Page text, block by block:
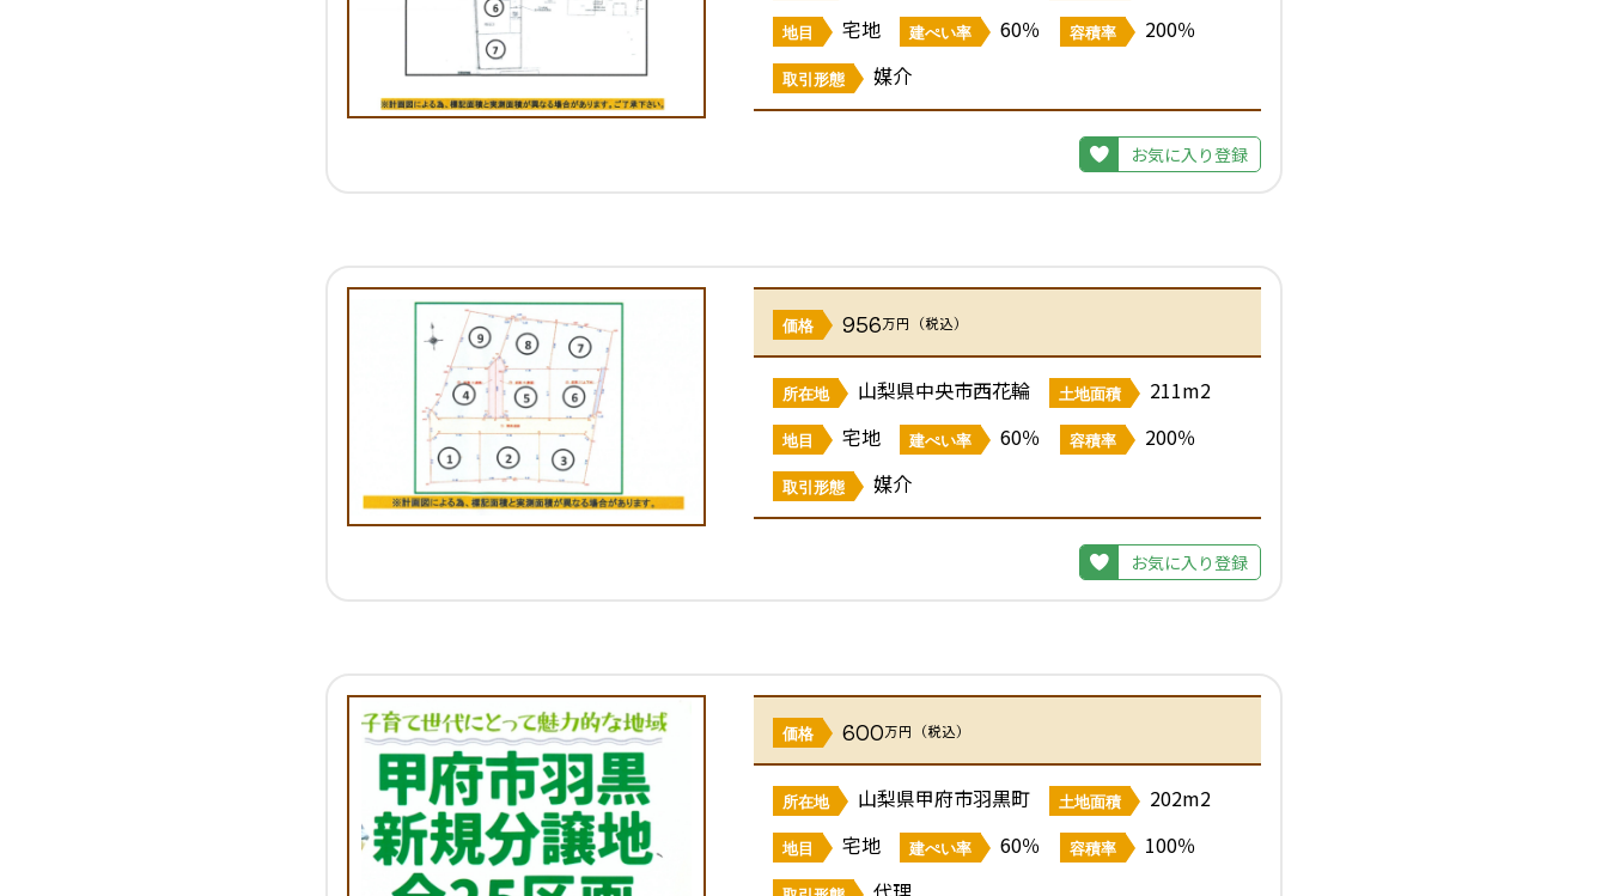
地目 宅地 建ぺい率 60％ 容積率 200％
取引形態 媒介
お気に入り登録
価格 956万円（税込）
所在地 山梨県中央市西花輪 土地面積 211m2
地目 宅地 建ぺい率 60％ 容積率 200％
取引形態 媒介
お気に入り登録
価格 600万円（税込）
所在地 山梨県甲府市羽黒町 土地面積 202m2
地目 宅地 建ぺい率 60％ 容積率 100％